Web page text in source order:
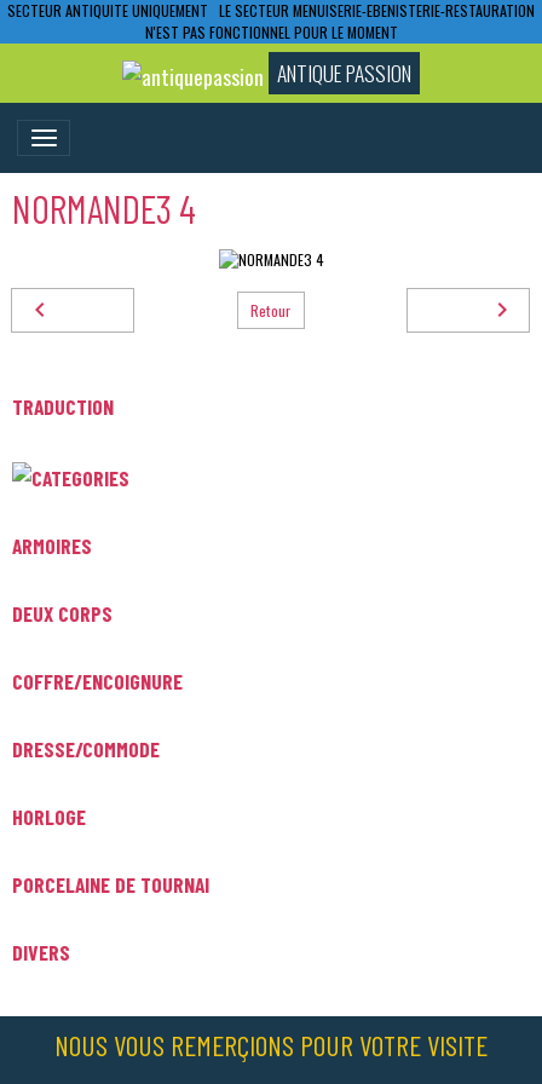
SECTEUR ANTIQUITE UNIQUEMENT LE SECTEUR MENUISERIE-EBENISTERIE-RESTAURATION
N'EST PAS FONCTIONNEL POUR LE MOMENT
ANTIQUE PASSION
NORMANDE3 4
Retour
TRADUCTION
ARMOIRES
DEUX CORPS
COFFRE/ENCOIGNURE
DRESSE/COMMODE
HORLOGE
PORCELAINE DE TOURNAI
DIVERS
NOUS VOUS REMERÇIONS POUR VOTRE VISITE